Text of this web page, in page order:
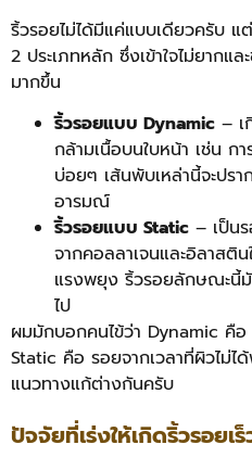
ริ้วรอยไม่ได้มีแค่แบบเดียวครับ แ
2 ประเภทหลัก ซึ่งเข้าใจไม่ยากแ
มากขึ้น
ริ้วรอยแบบ Dynamic – เ
กล้ามเนื้อบนใบหน้า เช่น ก
บ่อยๆ เส้นพับเหล่านี้จะปรา
อารมณ์
ริ้วรอยแบบ Static – เป็น
จากคอลลาเจนและอิลาส
แรงพยุง ริ้วรอยลักษณะนี้
ไป
ผมมักบอกคนไข้ว่า Dynamic คือ
Static คือ รอยจากเวลาที่ผิวไม่
แนวทางแก้ต่างกันครับ
ปัจจัยที่เร่งให้เกิดริ้วรอยเ